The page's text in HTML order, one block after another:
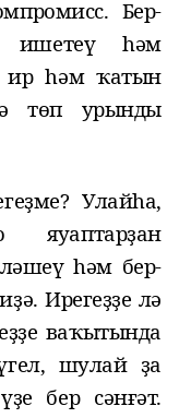
Бер-
ишетеү һәм
ир һәм ҡатын
төп урынды
Улайһа,
яуаптарҙан
һәм бер-
Ирегеҙҙе лә
ваҡытында
шулай ҙа
бер сәнғәт.